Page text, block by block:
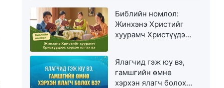
Библийн номлол:
Жинхэнэ Христийг
хуурамч Христүүдээс
Ялагчид гэж юу вэ,
гамшгийн өмнө
хэрхэн ялагч болох